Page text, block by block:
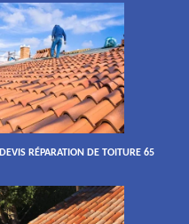
DEVIS RÉPARATION DE TOITURE 65